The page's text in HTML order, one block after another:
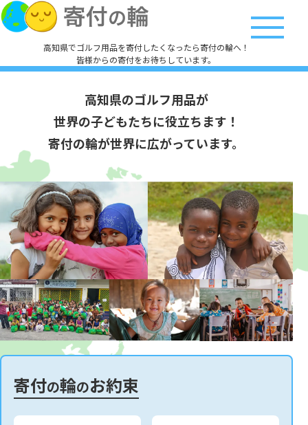
高知県でゴルフ用品を寄付したくなったら寄付の輪へ！
皆様からの寄付をお待ちしています。
高知県のゴルフ用品が
世界の子どもたちに役立ちます！
寄付の輪が世界に広がっています。
寄付の輪のお約束